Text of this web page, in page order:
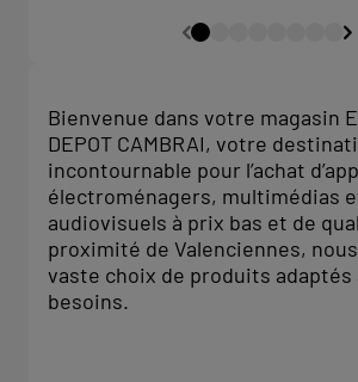
Bienvenue dans votre magasin
DEPOT CAMBRAI, votre
incontournable pour l’achat
électroménagers, multimédias
audiovisuels à prix bas et de
proximité de Valenciennes,
vaste choix de produits adaptés
besoins.